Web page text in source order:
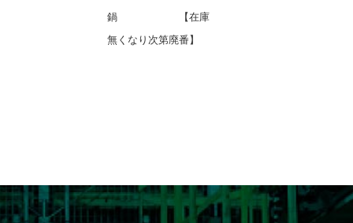
鍋 【在庫
無くなり次第廃番】